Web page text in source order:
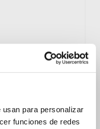
para personalizar
funciones de redes